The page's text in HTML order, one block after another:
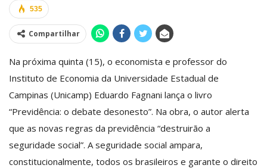
535
Compartilhar
Na próxima quinta (15), o economista e professor do
Instituto de Economia da Universidade Estadual de
Campinas (Unicamp) Eduardo Fagnani lança o livro
“Previdência: o debate desonesto”. Na obra, o autor alerta
que as novas regras da previdência “destruirão a
seguridade social”. A seguridade social ampara,
constitucionalmente, todos os brasileiros e garante o direito